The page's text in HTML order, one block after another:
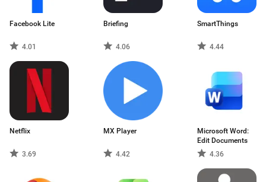
Facebook Lite
4.01
Briefing
4.06
SmartThings
4.44
Netflix
3.69
MX Player
4.42
Microsoft Word:
Edit Documents
4.36